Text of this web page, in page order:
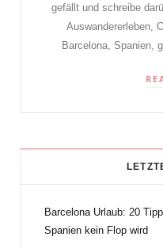
gefällt und schreibe
Auswandererleben,
Barcelona, Spanien,
Barcelona Urlaub: 20
Spanien kein Flop wird